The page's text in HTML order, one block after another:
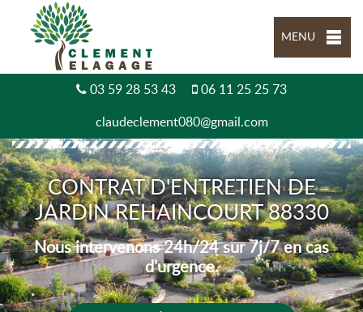
MENU
03 59 28 53 43 06 11 25 25 73
claudeclement080@gmail.com
CONTRAT D'ENTRETIEN DE
JARDIN REHAINCOURT 88330
Nous intervenons 24h/24 sur 7j/7 en cas
d'urgence.